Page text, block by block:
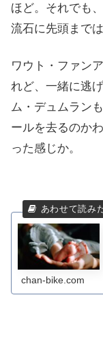
ほど。それでも
流石に先頭までは
ワウト・ファン
れど、一緒に逃
ム・デュムラン
ールを去るのか
った感じか。
chan-bike.com